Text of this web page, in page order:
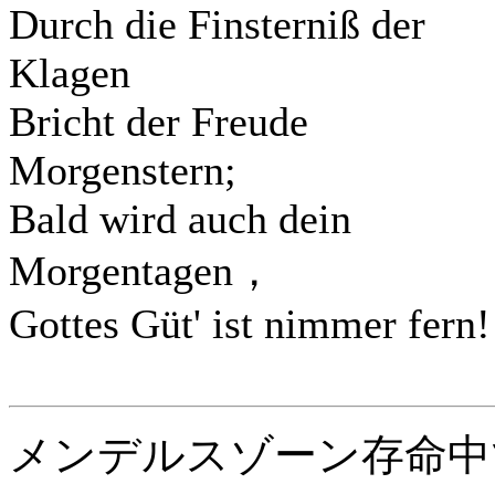
Durch die Finsterniß der
Klagen
Bricht der Freude
Morgenstern;
Bald wird auch dein
Morgentagen，
Gottes Güt' ist nimmer fern!
メンデルスゾーン存命